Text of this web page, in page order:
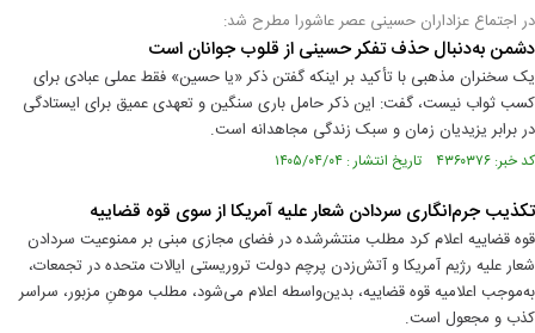
در اجتماع عزاداران حسینی عصر عاشورا مطرح شد:
دشمن به‌دنبال حذف تفکر حسینی از قلوب جوانان است
یک سخنران مذهبی با تأکید بر اینکه گفتن ذکر «یا حسین» فقط عملی عبادی برای
کسب ثواب نیست، گفت: این ذکر حامل باری سنگین و تعهدی عمیق برای ایستادگی
در برابر یزیدیان زمان و سبک زندگی مجاهدانه است.
کد خبر: ۴۳۶۰۳۷۶ تاریخ انتشار : ۱۴۰۵/۰۴/۰۴
تکذیب جرم‌انگاری سردادن شعار علیه آمریکا از سوی قوه قضاییه
قوه قضاییه اعلام کرد مطلب منتشرشده در فضای مجازی مبنی بر ممنوعیت سردادن
شعار علیه رژیم آمریکا و آتش‌زدن پرچم دولت تروریستی ایالات متحده در تجمعات،
به‌موجب اعلامیه قوه قضاییه، بدین‌واسطه اعلام می‌شود، مطلب موهنِ مزبور، سراسر
کذب و مجعول است.